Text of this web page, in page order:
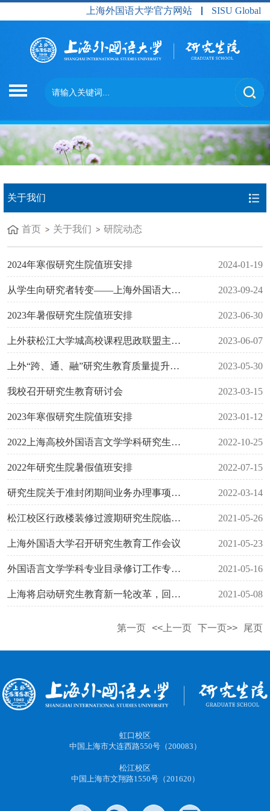
上海外国语大学官方网站 SISU Global
关于我们
首页 关于我们 研院动态
2024年寒假研究生院值班安排 2024-01-19
从学生向研究者转变——上海外国语大学研究生院2023级研究生新生入学专题教育圆满举行 2023-09-24
2023年暑假研究生院值班安排 2023-06-30
上外获松江大学城高校课程思政联盟主办竞赛特等奖（研究生组） 2023-06-07
上外“跨、通、融”研究生教育质量提升三大系列讲座闪亮登场 2023-05-30
我校召开研究生教育研讨会 2023-03-15
2023年寒假研究生院值班安排 2023-01-12
2022上海高校外国语言文学学科研究生导师工作坊成功举行 2022-10-25
2022年研究生院暑假值班安排 2022-07-15
研究生院关于准封闭期间业务办理事项的通知 2022-03-14
松江校区行政楼装修过渡期研究生院临时办公地点 2021-05-26
上海外国语大学召开研究生教育工作会议 2021-05-23
外国语言文学学科专业目录修订工作专家研讨会暨学科评议组第四次工作会议在上外召开 2021-05-16
上海将启动研究生教育新一轮改革，回应国家急需产业急需 2021-05-08
第一页 <<上一页 下一页>> 尾页
虹口校区
中国上海市大连西路550号（200083）
松江校区
中国上海市文翔路1550号（201620）